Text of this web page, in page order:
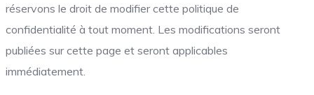
réservons le droit de modifier cette politique de
confidentialité à tout moment. Les modifications seront
publiées sur cette page et seront applicables
immédiatement.